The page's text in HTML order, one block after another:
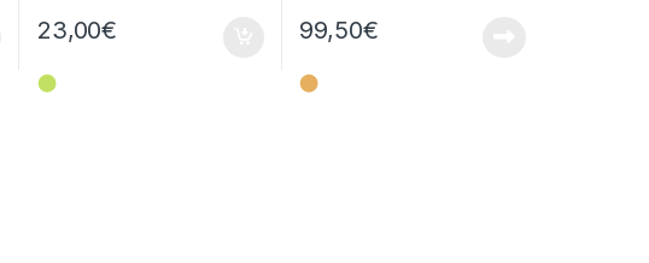
23,00€
⬤
99,50€
⬤